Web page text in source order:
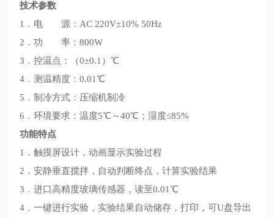
技术参数
1．电 源：AC 220V±10% 50Hz
2．功 率：800W
3．控温点：（0±0.1）℃
4．测温精度：0.01℃
5．制冷方式：压缩机制冷
6．环境要求：温度5℃～40℃；湿度≤85%
功能特点
1．触摸屏设计，动画显示实验过程
2．安静垂直搅拌，自动判断终点，计算实验结果
3．进口高精度玻璃传感器，读至0.01℃
4．一键进行实验，实验结果自动储存，打印，可U盘导出